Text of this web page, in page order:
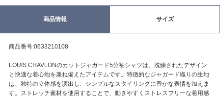
商品情報 サイズ
商品番号:0633210108
LOUIS CHAVLONのカットジャガード5分袖シャツは、洗練されたデザイン
と快適な着心地を兼ね備えたアイテムです。特徴的なジャガード織りの生地
は、独特の立体感を演出し、シンプルなスタイリングに豊かな表情を加えま
す。ストレッチ素材を使用することで、動きやすくストレスフリーな着用感